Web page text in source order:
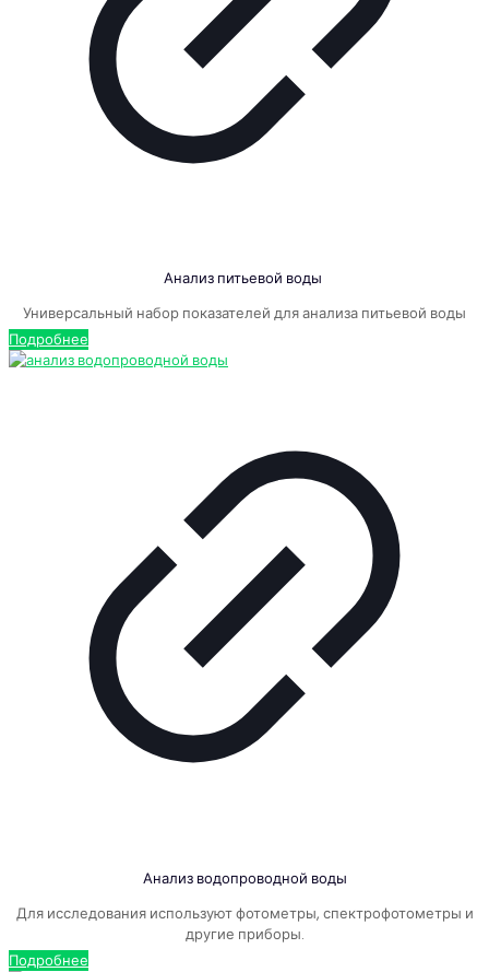
Анализ питьевой воды
Универсальный набор показателей для анализа питьевой воды
Подробнее
Анализ водопроводной воды
Для исследования используют фотометры, спектрофотометры и
другие приборы.
Подробнее